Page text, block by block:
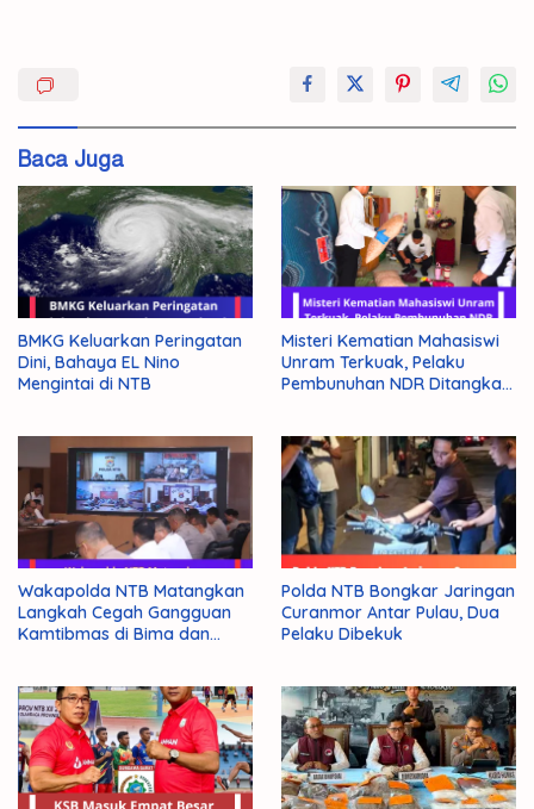
Kebencian
Tertibkan
Ujaran
Baca Juga
BMKG Keluarkan Peringatan
Dini, Bahaya EL Nino
Mengintai di NTB
Misteri Kematian Mahasiswi
Unram Terkuak, Pelaku
Pembunuhan NDR Ditangkap
Wakapolda NTB Matangkan
Langkah Cegah Gangguan
Kamtibmas di Bima dan
Polda NTB Bongkar Jaringan
Curanmor Antar Pulau, Dua
Pelaku Dibekuk